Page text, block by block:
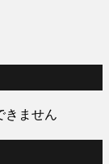
きません